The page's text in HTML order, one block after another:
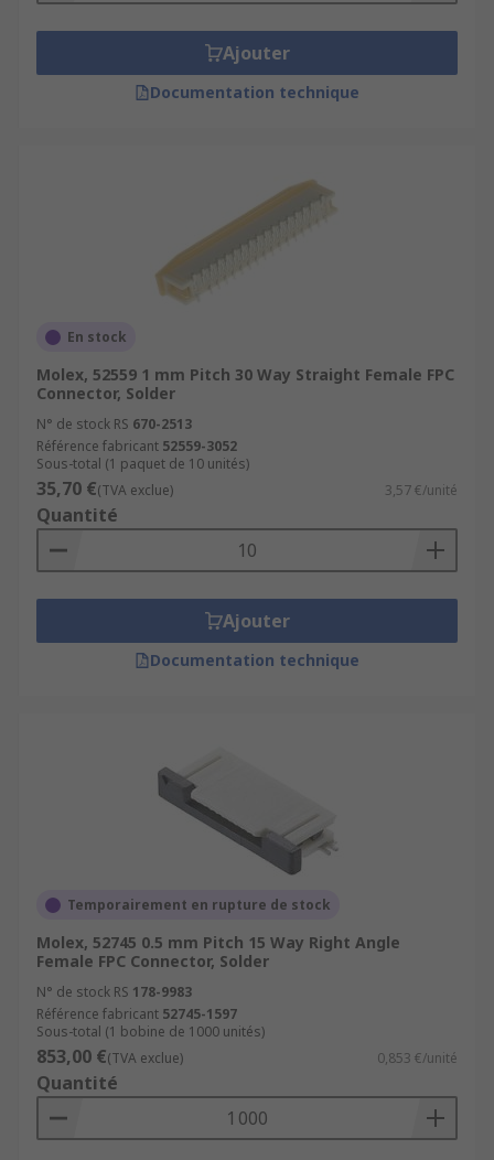
Ajouter
Documentation technique
En stock
Molex, 52559 1 mm Pitch 30 Way Straight Female FPC
Connector, Solder
N° de stock RS 670-2513
Référence fabricant 52559-3052
Sous-total (1 paquet de 10 unités)
35,70 €(TVA exclue) 3,57 €/unité
Quantité
Ajouter
Documentation technique
Temporairement en rupture de stock
Molex, 52745 0.5 mm Pitch 15 Way Right Angle
Female FPC Connector, Solder
N° de stock RS 178-9983
Référence fabricant 52745-1597
Sous-total (1 bobine de 1000 unités)
853,00 €(TVA exclue) 0,853 €/unité
Quantité